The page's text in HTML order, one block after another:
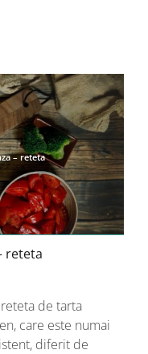
– reteta
reteta
de tarta
care este numai
diferit de